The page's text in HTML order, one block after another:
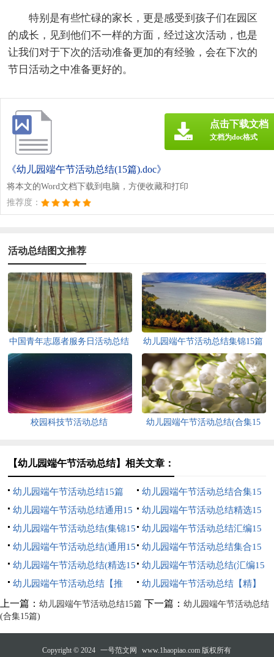
特别是有些忙碌的家长，更是感受到孩子们在园区
的成长，见到他们不一样的方面，经过这次活动，也是
让我们对于下次的活动准备更加的有经验，会在下次的
节日活动之中准备更好的。
《幼儿园端午节活动总结(15篇).doc》
将本文的Word文档下载到电脑，方便收藏和打印
推荐度：
点击下载文档
文档为doc格式
活动总结图文推荐
中国青年志愿者服务日活动总结 幼儿园端午节活动总结集锦15篇
校园科技节活动总结
幼儿园端午节活动总结(合集15
【幼儿园端午节活动总结】相关文章：
幼儿园端午节活动总结15篇
幼儿园端午节活动总结合集15
篇
幼儿园端午节活动总结通用15
篇
幼儿园端午节活动总结精选15
篇
幼儿园端午节活动总结(集锦15
篇)
幼儿园端午节活动总结汇编15
篇
幼儿园端午节活动总结(通用15
篇)
幼儿园端午节活动总结集合15
篇
幼儿园端午节活动总结(精选15
篇)
幼儿园端午节活动总结(汇编15
篇)
幼儿园端午节活动总结【推
荐】
幼儿园端午节活动总结【精】
上一篇： 幼儿园端午节活动总结15篇 下一篇： 幼儿园端午节活动总结
(合集15篇)
Copyright © 2024 一号范文网 www.1haopiao.com 版权所有